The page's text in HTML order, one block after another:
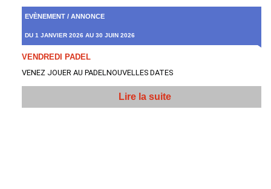
EVÈNEMENT / ANNONCE
DU 1 JANVIER 2026 AU 30 JUIN 2026
VENDREDI PADEL
VENEZ JOUER AU PADELNOUVELLES DATES
Lire la suite